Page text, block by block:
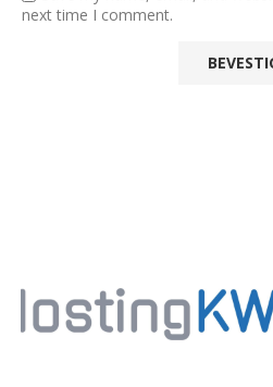
next time I comment.